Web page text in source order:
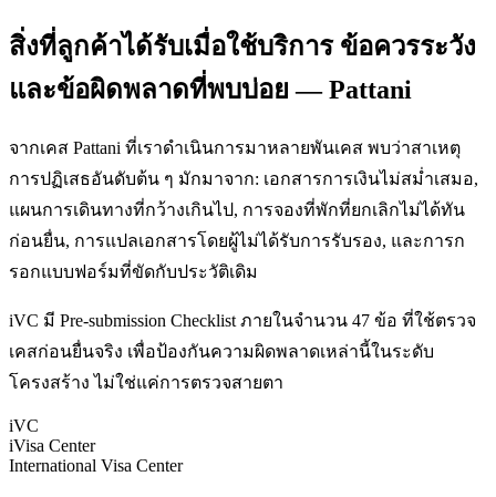
สิ่งที่ลูกค้าได้รับเมื่อใช้บริการ ข้อควรระวัง
และข้อผิดพลาดที่พบบ่อย — Pattani
จากเคส Pattani ที่เราดำเนินการมาหลายพันเคส พบว่าสาเหตุ
การปฏิเสธอันดับต้น ๆ มักมาจาก: เอกสารการเงินไม่สม่ำเสมอ,
แผนการเดินทางที่กว้างเกินไป, การจองที่พักที่ยกเลิกไม่ได้ทัน
ก่อนยื่น, การแปลเอกสารโดยผู้ไม่ได้รับการรับรอง, และการก
รอกแบบฟอร์มที่ขัดกับประวัติเดิม
iVC มี Pre-submission Checklist ภายในจำนวน 47 ข้อ ที่ใช้ตรวจ
เคสก่อนยื่นจริง เพื่อป้องกันความผิดพลาดเหล่านี้ในระดับ
โครงสร้าง ไม่ใช่แค่การตรวจสายตา
iVC
iVisa Center
International Visa Center